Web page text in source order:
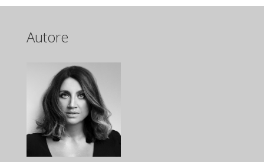
Autore